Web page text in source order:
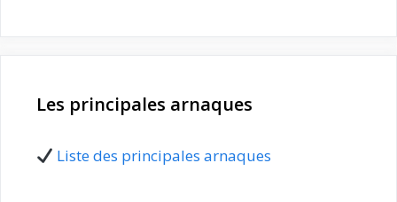
Les principales arnaques
Liste des principales arnaques